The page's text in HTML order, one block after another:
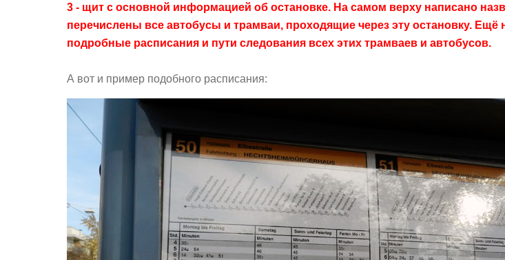
3 - щит с основной информацией об остановке. На самом верху написано
перечислены все автобусы и трамваи, проходящие через эту остановку. Ещё
подробные расписания и пути следования всех этих трамваев и автобусов.
А вот и пример подобного расписания: